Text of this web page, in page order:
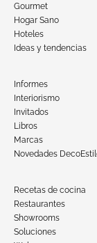
Gourmet
Hogar Sano
Hoteles
Ideas y tendencias
Informes
Interiorismo
Invitados
Libros
Marcas
Novedades
Recetas de cocina
Restaurantes
Showrooms
Soluciones